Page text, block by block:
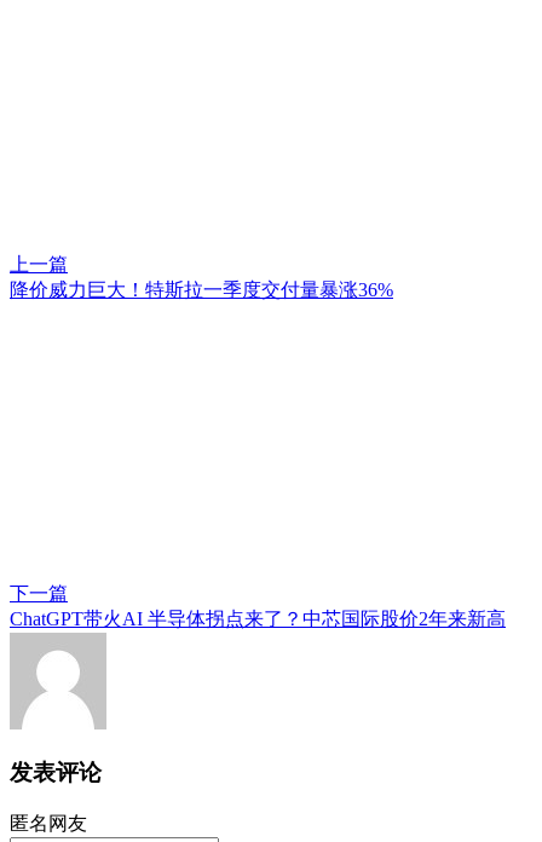
上一篇
降价威力巨大！特斯拉一季度交付量暴涨36%
下一篇
ChatGPT带火AI 半导体拐点来了？中芯国际股价2年来新高
发表评论
匿名网友